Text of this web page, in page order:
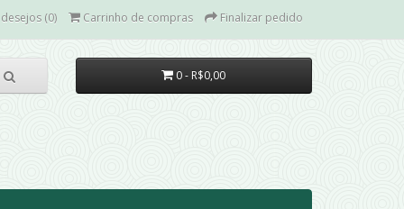
(0) Carrinho de compras Finalizar pedido
0 - R$0,00